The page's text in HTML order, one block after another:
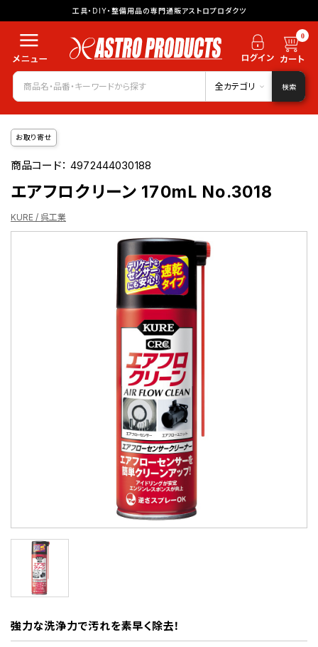
工具・DIY・整備用品の専門通販アストロプロダクツ
0
全カテゴリ 検索
お取り寄せ
商品コード：4972444030188
エアフロクリーン 170mL No.3018
KURE / 呉工業
強力な洗浄力で汚れを素早く除去！